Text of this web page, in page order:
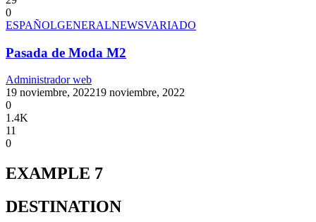
0
ESPAÑOLGENERALNEWSVARIADO
Pasada de Moda M2
Administrador web
19 noviembre, 202219 noviembre, 2022
0
1.4K
11
0
EXAMPLE 7
DESTINATION